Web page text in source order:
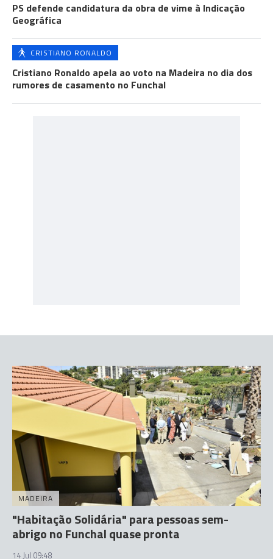
PS defende candidatura da obra de vime à Indicação
Geográfica
CRISTIANO RONALDO
Cristiano Ronaldo apela ao voto na Madeira no dia dos
rumores de casamento no Funchal
MADEIRA
"Habitação Solidária" para pessoas sem-
abrigo no Funchal quase pronta
14 Jul 09:48